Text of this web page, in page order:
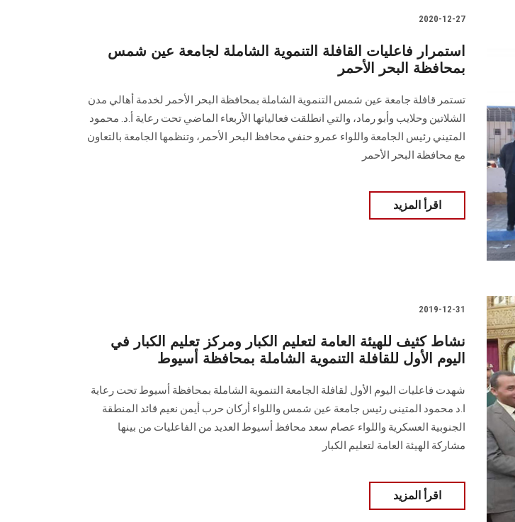
2020-12-27
استمرار فاعليات القافلة التنموية الشاملة لجامعة عين شمس
بمحافظة البحر الأحمر
تستمر قافلة جامعة عين شمس التنموية الشاملة بمحافظة البحر الأحمر لخدمة أهالي مدن
الشلاتين وحلايب وأبو رماد، والتي انطلقت فعالياتها الأربعاء الماضي تحت رعاية أ.د. محمود
المتيني رئيس الجامعة واللواء عمرو حنفي محافظ البحر الأحمر، وتنظمها الجامعة بالتعاون
مع محافظة البحر الأحمر
اقرأ المزيد
2019-12-31
نشاط كثيف للهيئة العامة لتعليم الكبار ومركز تعليم الكبار في
اليوم الأول للقافلة التنموية الشاملة بمحافظة أسيوط
شهدت فاعليات اليوم الأول لقافلة الجامعة التنموية الشاملة بمحافظة أسيوط تحت رعاية
ا.د محمود المتينى رئيس جامعة عين شمس واللواء أركان حرب أيمن نعيم قائد المنطقة
الجنوبية العسكرية واللواء عصام سعد محافظ أسيوط العديد من الفاعليات من بينها
مشاركة الهيئة العامة لتعليم الكبار
اقرأ المزيد